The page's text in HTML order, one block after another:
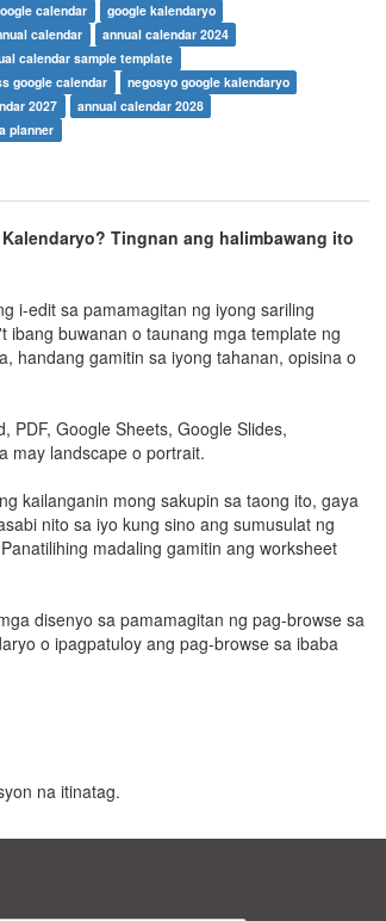
calendar
google kalendaryo
calendar
annual calendar 2024
calendar sample template
google calendar
negosyo google kalendaryo
2027
annual calendar 2028
planner
Tingnan ang halimbawang ito
i-edit sa pamamagitan ng iyong sariling
ibang buwanan o taunang mga template ng
handang gamitin sa iyong tahanan, opisina o
PDF, Google Sheets, Google Slides,
may landscape o portrait.
kailanganin mong sakupin sa taong ito, gaya
nito sa iyo kung sino ang sumusulat ng
madaling gamitin ang worksheet
disenyo sa pamamagitan ng pag-browse sa
o ipagpatuloy ang pag-browse sa ibaba
na itinatag.